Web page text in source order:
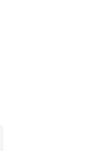
€ 34,99 auf €